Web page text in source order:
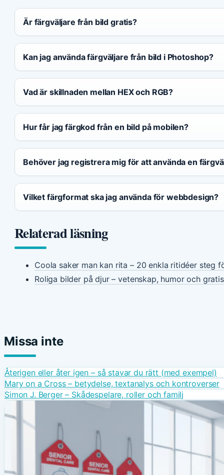
Är färgväljare från bild gratis?
Kan jag använda färgväljare från bild i Photoshop?
Vad är skillnaden mellan HEX och RGB?
Hur får jag färgkod från en bild på mobilen?
Behöver jag registrera mig för att använda en
Vilket färgformat ska jag använda för webbdesign?
Relaterad läsning
Coola saker man kan rita – 20 enkla ritidéer steg
Roliga bilder på djur – vetenskap, humor och
Missa inte
Återigen eller åter igen – så stavar du rätt (med exempel)
Mary on a Cross – betydelse, textanalys och kontroverser
Simon J. Berger – Skådespelare, roller och familj